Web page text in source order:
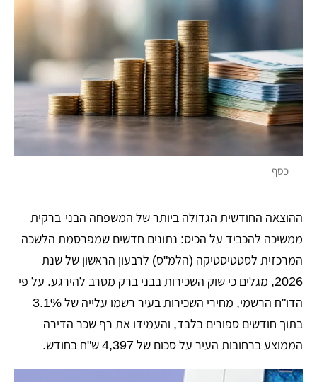
כסף
ההוצאה החודשית הגדולה ביותר של המשפחה הבני-ברקית
ממשיכה להכביד על הכיס: נתונים חדשים שמפרסמת הלשכה
המרכזית לסטטיסטיקה (הלמ"ס) לרבעון הראשון של שנת
2026, מגלים כי שוק השכירות בבני ברק מסרב להירגע. על פי
הדו"ח הרשמי, מחירי השכירות בעיר רשמו עלייה של 3.1%
בתוך חודשים ספורים בלבד, והעמידו את רף שכר הדירה
הממוצע ברחובות העיר על סכום של 4,397 ש"ח בחודש.